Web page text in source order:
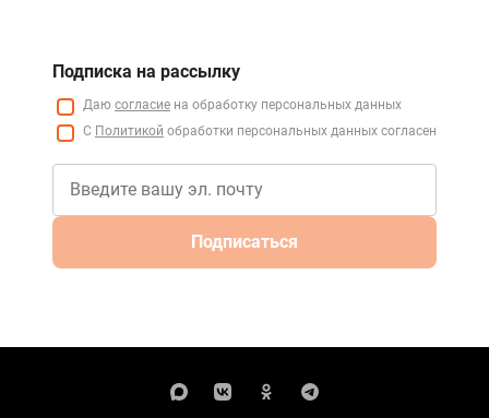
Подписка на рассылку
Даю согласие на обработку персональных данных
С Политикой обработки персональных данных согласен
Подписаться